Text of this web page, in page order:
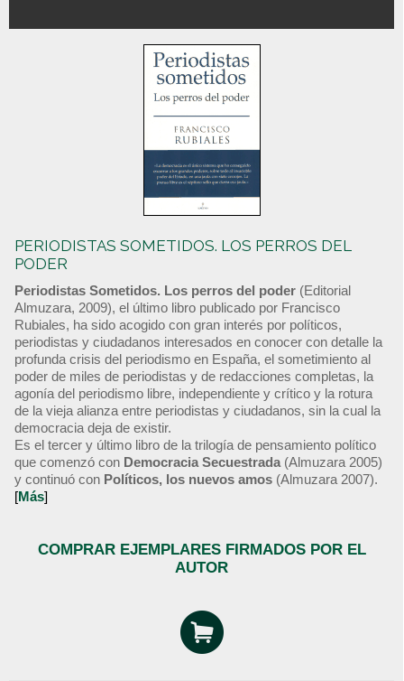
PERIODISTAS SOMETIDOS. LOS PERROS DEL
PODER
Periodistas Sometidos. Los perros del poder (Editorial
Almuzara, 2009), el último libro publicado por Francisco
Rubiales, ha sido acogido con gran interés por políticos,
periodistas y ciudadanos interesados en conocer con detalle la
profunda crisis del periodismo en España, el sometimiento al
poder de miles de periodistas y de redacciones completas, la
agonía del periodismo libre, independiente y crítico y la rotura
de la vieja alianza entre periodistas y ciudadanos, sin la cual la
democracia deja de existir.
Es el tercer y último libro de la trilogía de pensamiento político
que comenzó con Democracia Secuestrada (Almuzara 2005)
y continuó con Políticos, los nuevos amos (Almuzara 2007).
[Más]
COMPRAR EJEMPLARES FIRMADOS POR EL
AUTOR